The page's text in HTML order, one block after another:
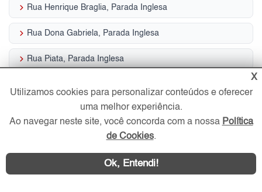
keyboard_arrow_right Rua Henrique Braglia, Parada Inglesa
keyboard_arrow_right Rua Dona Gabriela, Parada Inglesa
keyboard_arrow_rightRua Piata, Parada Inglesa
Rua Borges, Parada Inglesa
Rua Malie Brenner, Parada Inglesa
Serviços em destaque Parada Inglesa
X
Utilizamos cookies para personalizar conteúdos e oferecer
uma melhor experiência.
Ao navegar neste site, você concorda com a nossa Política
de Cookies.
Ok, Entendi!